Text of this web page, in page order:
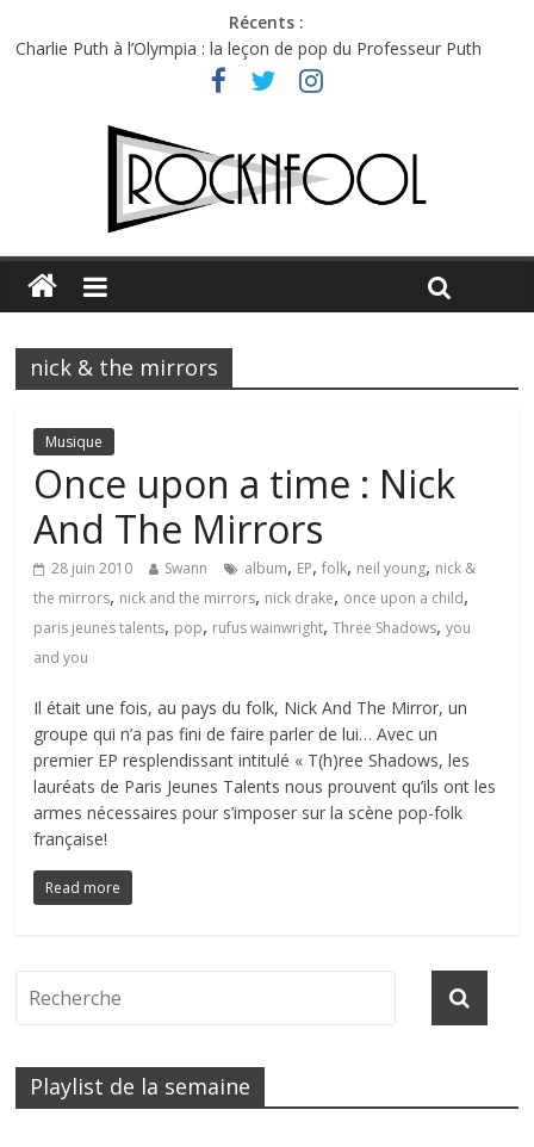
Récents :
Charlie Puth à l’Olympia : la leçon de pop du Professeur Puth
Festival Triptyque : un nouveau festival de musique indépendant
Hellfest 2026 vendredi : température et émotions en hausse
Hellfest 2026 jeudi : impossible de choisir entre chaleur et bonne
Première édition du Midgard Festival : entre bière, métal et
nick & the mirrors
Musique
Once upon a time : Nick
And The Mirrors
28 juin 2010 Swann album, EP,folk, neil young, nick &
the mirrors, nick and the mirrors, nick drake, once upon a child,
paris jeunes talents, pop, rufus wainwright,Three Shadows,you
and you
Il était une fois, au pays du folk, Nick And The Mirror, un
groupe qui n’a pas fini de faire parler de lui… Avec un
premier EP resplendissant intitulé « T(h)ree Shadows, les
lauréats de Paris Jeunes Talents nous prouvent qu’ils ont les
armes nécessaires pour s’imposer sur la scène pop-folk
française!
Read more
Playlist de la semaine